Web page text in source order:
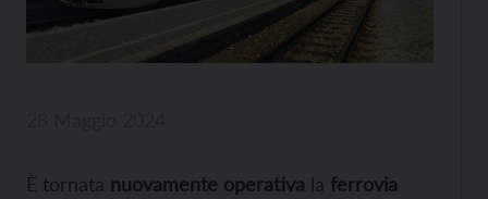
È tornata nuovamente operativa la ferrovia